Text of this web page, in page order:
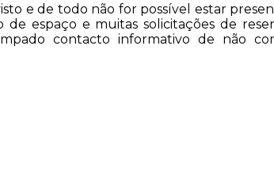
e de todo não for possível estar
de espaço e muitas solicitações de
contacto informativo de não